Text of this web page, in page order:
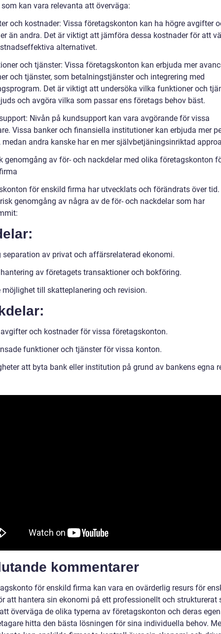
kan vara relevanta att överväga:
och kostnader: Vissa företagskonton kan ha högre avgifter
än andra. Det är viktigt att jämföra dessa kostnader för att
alternativet.
och tjänster: Vissa företagskonton kan erbjuda mer
och tjänster, som betalningstjänster och integrering med
Det är viktigt att undersöka vilka funktioner och
och avgöra vilka som passar ens företags behov bäst.
Nivån på kundsupport kan vara avgörande för vissa
Vissa banker och finansiella institutioner kan erbjuda mer
medan andra kanske har en mer självbetjäningsinriktad
genomgång av för- och nackdelar med olika företagskonton
för enskild firma har utvecklats och förändrats över tid.
genomgång av några av de för- och nackdelar som har
separation av privat och affärsrelaterad ekonomi.
av företagets transaktioner och bokföring.
möjlighet till skatteplanering och revision.
och kostnader för vissa företagskonton.
funktioner och tjänster för vissa konton.
att byta bank eller institution på grund av bankens egna
kommentarer
för enskild firma kan vara en ovärderlig resurs för
att hantera sin ekonomi på ett professionellt och strukturerat
överväga de olika typerna av företagskonton och deras
hitta den bästa lösningen för sina individuella behov.